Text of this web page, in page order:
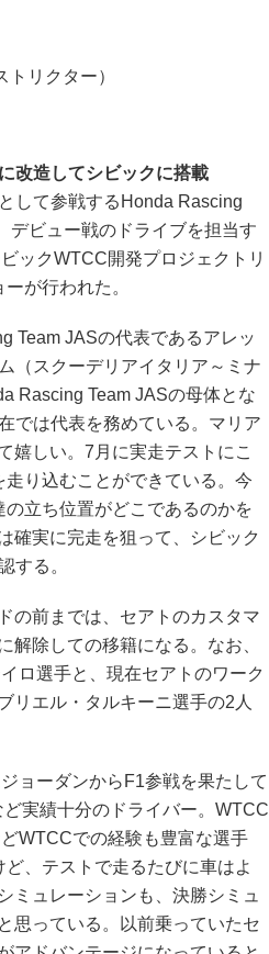
リクター）
改造してシビックに搭載
して参戦するHonda Rascing
デビュー戦のドライブを担当す
ックWTCC開発プロジェクトリ
が行われた。
Team JASの代表であるアレッ
（スクーデリアイタリア～ミナ
Rascing Team JASの母体とな
では代表を務めている。マリア
嬉しい。7月に実走テストにこ
り込むことができている。今
立ち位置がどこであるのかを
確実に完走を狙って、シビック
する。
の前までは、セアトのカスタマ
解除しての移籍になる。なお、
ロ選手と、現在セアトのワーク
リエル・タルキーニ選手の2人
ョーダンからF1参戦を果たして
実績十分のドライバー。WTCC
WTCCでの経験も豊富な選手
、テストで走るたびに車はよ
ミュレーションも、決勝シミュ
思っている。以前乗っていたセ